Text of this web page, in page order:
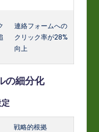
連絡フォームへの
クリック率が28%
向上
の細分化
戦略的根拠